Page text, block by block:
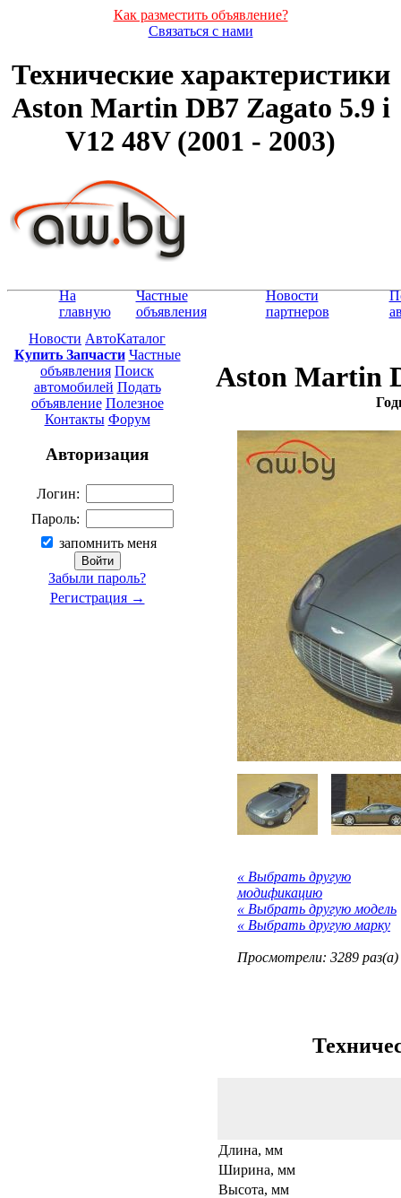
Как разместить объявление?
Связаться с нами
Технические характеристики
Aston Martin DB7 Zagato 5.9 i
V12 48V (2001 - 2003)
На
главную
Частные
объявления
Новости
партнеров
Новости АвтоКаталог
Купить Запчасти Частные
объявления Поиск
автомобилей Подать
объявление Полезное
Контакты Форум
Авторизация
Логин:
Пароль:
запомнить меня
Забыли пароль?
Регистрация →
Aston Martin
« Выбрать другую
модификацию
« Выбрать другую модель
« Выбрать другую марку
Просмотрели: 3289 раз(а)
Длина, мм
Ширина, мм
Высота, мм